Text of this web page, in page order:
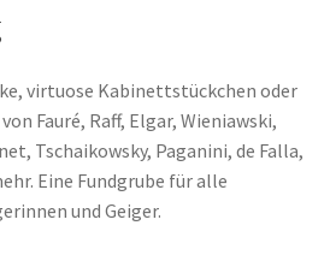
virtuose Kabinettstückchen oder
Fauré, Raff, Elgar, Wieniawski,
Tschaikowsky, Paganini, de Falla,
Eine Fundgrube für alle
und Geiger.